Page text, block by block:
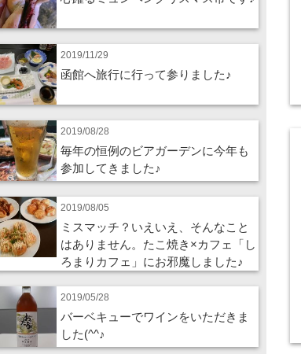
2019/11/29
函館へ旅行に行って参りました♪
2019/08/28
毎年の恒例のビアガーデンに今年も
参加してきました♪
2019/08/05
ミスマッチ？いえいえ、そんなこと
はありません。たこ焼き×カフェ「し
ろまりカフェ」にお邪魔しました♪
2019/05/28
バーベキューでワインをいただきま
した(^^♪